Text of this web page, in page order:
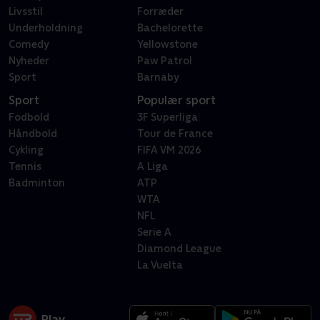
Livsstil
Underholdning
Comedy
Nyheder
Sport
Forræder
Bachelorette
Yellowstone
Paw Patrol
Barnaby
Sport
Fodbold
Håndbold
Cykling
Tennis
Badminton
Populær sport
3F Superliga
Tour de France
FIFA VM 2026
A Liga
ATP
WTA
NFL
Serie A
Diamond League
La Vuelta